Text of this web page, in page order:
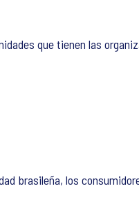
que tienen las
brasileña, los